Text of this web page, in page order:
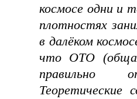
космосе одни и
плотностях
в далёком
что ОТО
правильно
Теоретические